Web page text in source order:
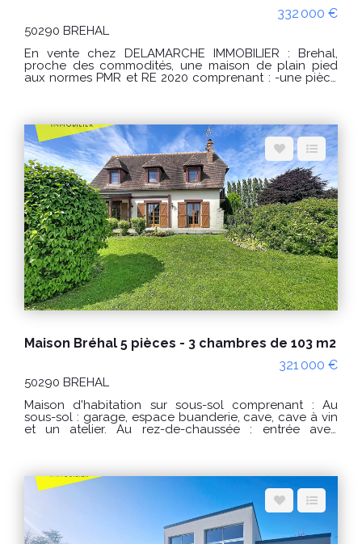
332 000 €
50290 BREHAL
En vente chez DELAMARCHE IMMOBILIER : Brehal,
proche des commodités, une maison de plain pied
aux normes PMR et RE 2020 comprenant : -une pièce
2020 -bonne exposition, -pompe à chaleur... Prix de
vente de 332 000 € Honoraires à la charge du
vendeur. FRAIS DE NOTAIRE REDUITS Classe énergie :
A (34) Classe climat : A (1) Montant estimé des
dépenses annuelles d'énergie pour un usage
standard : entre 370 € et 560 € / an. Prix moyens des
énergies indexés sur les années 2021, 2022, 2023
(abonnements compris) conformément à l'arrêté du 31
mars 2021 en vigueur lors de l'établissement du DPE
Les informations sur les risques auxquels ce bien est
exposé sont disponibles sur le site Géorisques :
www.georisques.gouv.fr POUR VISITER : Agence
DELAMARCHE IMMO.COM 14 rue du Général de Gaulle
50290 BREHAL ou Florian GINARD 0786274434
Maison Bréhal 5 pièces - 3 chambres de 103 m2
321 000 €
50290 BREHAL
Maison d'habitation sur sous-sol comprenant : Au
sous-sol : garage, espace buanderie, cave, cave à vin
et un atelier. Au rez-de-chaussée : entrée avec
avec une pergola. Au 1er étage : couloir desservant 3
chambres dont une avec un balcon, une salle de bain,
un débarras et un wc indépendant. Terrain de 1493m²
au calme, arboré avec arbre fruitier, bassin à poisson
et jardin légumier. PRIX : 337 000€ Honoraires à la
charge du vendeur. Réf : 10545AE Classe énergie : D